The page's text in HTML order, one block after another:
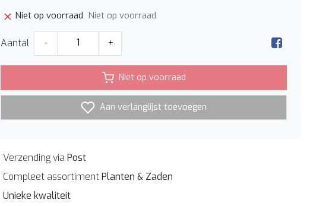
Niet op voorraad Niet op voorraad
Aantal - +
Niet op voorraad
Aan verlanglijst toevoegen
Verzending via Post
Compleet assortimentPlanten & Zaden
Unieke kwaliteit